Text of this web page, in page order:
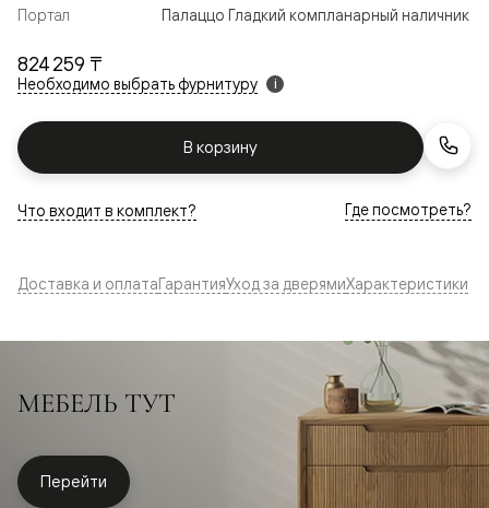
824 259 ₸
Необходимо выбрать фурнитуру i
В корзину
Портал
Палаццо Гладкий компланарный наличник
Что входит в комплект? Где посмотреть?
Доставка и оплатаГарантияУход за дверямиХарактеристики
МЕБЕЛЬ ТУТ
Перейти